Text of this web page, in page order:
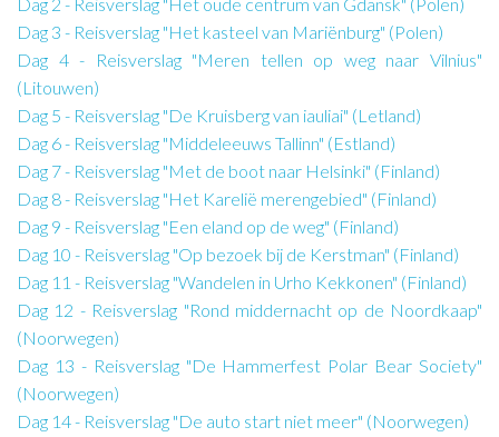
Dag 3 - Reisverslag "Het kasteel van Mariënburg" (Polen)
Dag 4 - Reisverslag "Meren tellen op weg naar Vilnius"
(Litouwen)
Dag 5 - Reisverslag "De Kruisberg van iauliai" (Letland)
Dag 6 - Reisverslag "Middeleeuws Tallinn" (Estland)
Dag 7 - Reisverslag "Met de boot naar Helsinki" (Finland)
Dag 8 - Reisverslag "Het Karelië merengebied" (Finland)
Dag 9 - Reisverslag "Een eland op de weg" (Finland)
Dag 10 - Reisverslag "Op bezoek bij de Kerstman" (Finland)
Dag 11 - Reisverslag "Wandelen in Urho Kekkonen" (Finland)
Dag 12 - Reisverslag "Rond middernacht op de Noordkaap"
(Noorwegen)
Dag 13 - Reisverslag "De Hammerfest Polar Bear Society"
(Noorwegen)
Dag 14 - Reisverslag "De auto start niet meer" (Noorwegen)